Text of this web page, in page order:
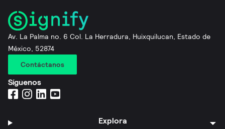
Av. La Palma no. 6 Col. La Herradura, Huixquilucan, Estado de
México, 52874
Contáctanos
Síguenos
Explora